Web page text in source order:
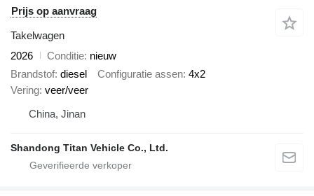
Prijs op aanvraag
Takelwagen
2026
Conditie nieuw
Brandstof diesel Configuratie assen 4x2
Vering veer/veer
China, Jinan
Shandong Titan Vehicle Co., Ltd.